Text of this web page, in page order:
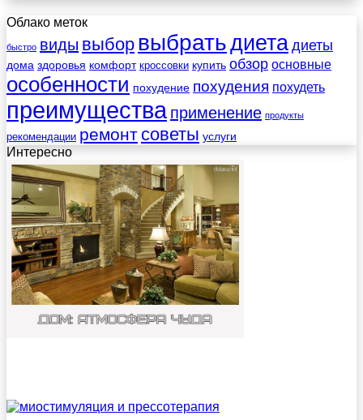
Облако меток
быстро виды выбор выбратьдиета диеты
дома здоровья комфорт кроссовки купить обзор основные
особенности похудение похудения похудеть
преимущества применение продукты
рекомендации ремонт советы услуги
Интересно